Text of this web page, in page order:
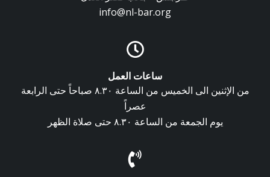
info@nl-bar.org
ساعات العمل
من الإثنين الى الخميس من الساعة ٨.٣٠ صباحاً حتى الرابعة
عصراً
يوم الجمعة من الساعة ٨.٣٠ حتى صلاة الظهر